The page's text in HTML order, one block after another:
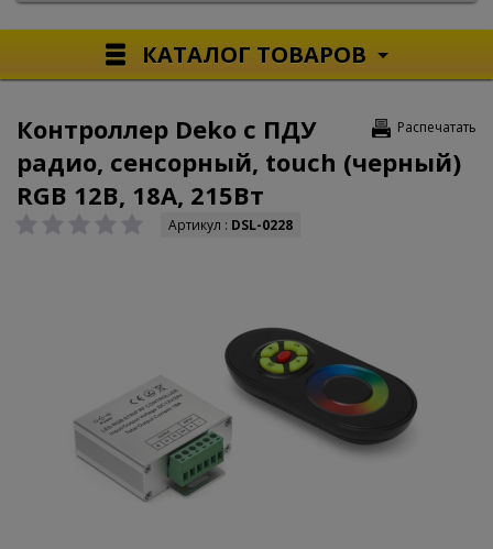
КАТАЛОГ ТОВАРОВ
Распечатать
Контроллер Deko с ПДУ
радио, сенсорный, touch (черный)
RGB 12В, 18А, 215Вт
Артикул : DSL-0228